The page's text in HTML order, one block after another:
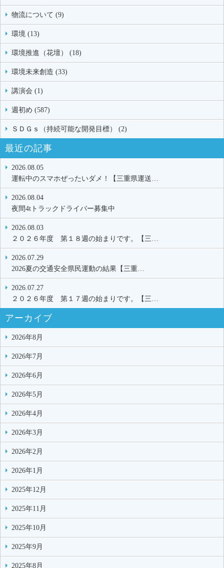
物流について (9)
環境 (13)
環境推進（花壇） (18)
環境未来創造 (33)
講演会 (1)
週初め (587)
ＳＤＧｓ（持続可能な開発目標） (2)
最近の記事
2026.08.05
運転中のスマホぜったいダメ！【三重県運送…
2026.08.04
夜間4tトラックドライバー募集中
2026.08.03
２０２６年度 第１８週の始まりです。【三…
2026.07.29
2026夏の交通安全県民運動の結果【三重…
2026.07.27
２０２６年度 第１７週の始まりです。【三…
アーカイブ
2026年8月
2026年7月
2026年6月
2026年5月
2026年4月
2026年3月
2026年2月
2026年1月
2025年12月
2025年11月
2025年10月
2025年9月
2025年8月